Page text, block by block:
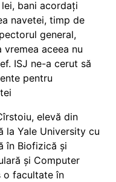
bani acordați
navetei, timp de
general,
vremea aceea nu
ISJ ne-a cerut să
pentru
elevă din
la Yale University cu
în Biofizică și
și Computer
o facultate în